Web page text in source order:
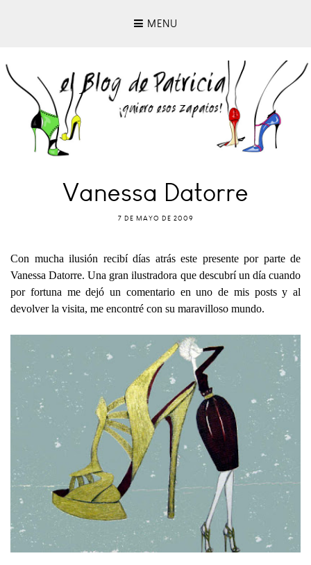
MENU
Vanessa Datorre
7 DE MAYO DE 2009
Con mucha ilusión recibí días atrás este presente por parte de
Vanessa Datorre. Una gran ilustradora que descubrí un día cuando
por fortuna me dejó un comentario en uno de mis posts y al
devolver la visita, me encontré con su maravilloso mundo.